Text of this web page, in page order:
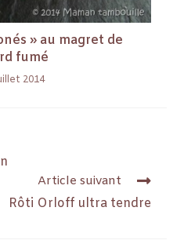
» au magret de
fumé
2014
Article suivant
Rôti Orloff ultra tendre